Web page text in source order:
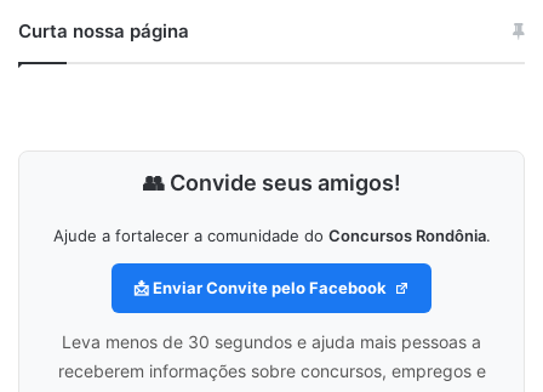
Curta nossa página
👥 Convide seus amigos!
Ajude a fortalecer a comunidade do Concursos Rondônia.
📩 Enviar Convite pelo Facebook
Leva menos de 30 segundos e ajuda mais pessoas a
receberem informações sobre concursos, empregos e